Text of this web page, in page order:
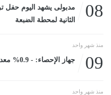
08
مدبولى يشهد اليوم حفل
الثانية لمحطة الضبعة
منذ شهر واحد
09 جهاز الإحصاء: - 0.9% معدل التضخم الشهرى لشهر يونيو 2026
منذ شهر واحد